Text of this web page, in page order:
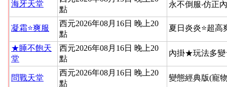
海牙天堂
點
永不倒服‧仿正
凝霜⭐爽服
西元2026年08月16日 晚上20
點
夏日炎炎⭐超高
★睡不飽天
堂
西元2026年08月16日 晚上20
點
內掛★玩法多
問戰天堂
西元2026年08月16日 晚上20
點
變態經典版(寵